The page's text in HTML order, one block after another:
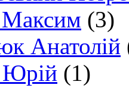
Максим (3)
Анатолій
Юрій (1)